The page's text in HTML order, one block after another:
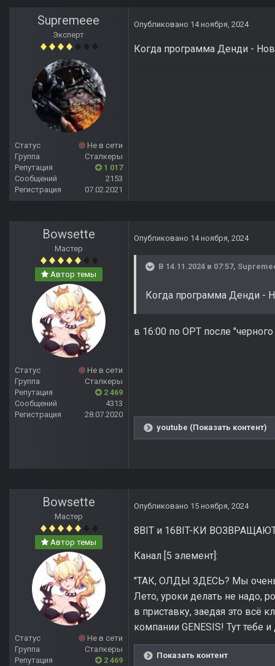
Supremeee
Эксперт
Статус
Не в сети
Группа
Сталкеры
Репутация
1 017
Сообщений
2153
Регистрация
07.02.2021
Опубликовано 14 ноября, 2024
Когда программа Денди -
Bowsette
Мастер
Автор темы
Статус
Не в сети
Группа
Сталкеры
Репутация
2 469
Сообщений
4313
Регистрация
28.07.2020
Опубликовано 14 ноября, 2024
В 14.11.2024 в 07:57,
Когда программа Денди -
в 16:00 по ОРТ после
youtube (Показать контент)
Bowsette
Мастер
Автор темы
Статус
Не в сети
Группа
Сталкеры
Репутация
2 469
Опубликовано 15 ноября, 2024
8BIT и 16BIT-КИ
Канал [5 элемент]:
"ТАК, ОЛДЫ ЗДЕСЬ? Мы очень
Лето, уроки делать не надо,
в приставку, заедая это всё
компании GENESIS! Тут тебе
Показать контент